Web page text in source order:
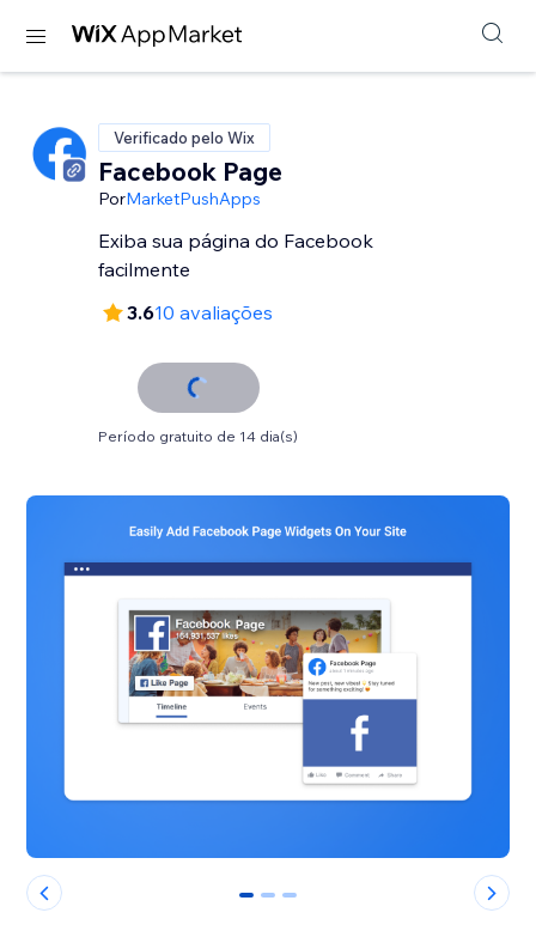
Verificado pelo Wix
Facebook Page
PorMarketPushApps
Exiba sua página do Facebook
facilmente
3.610 avaliações
Período gratuito de 14 dia(s)
0 1 2